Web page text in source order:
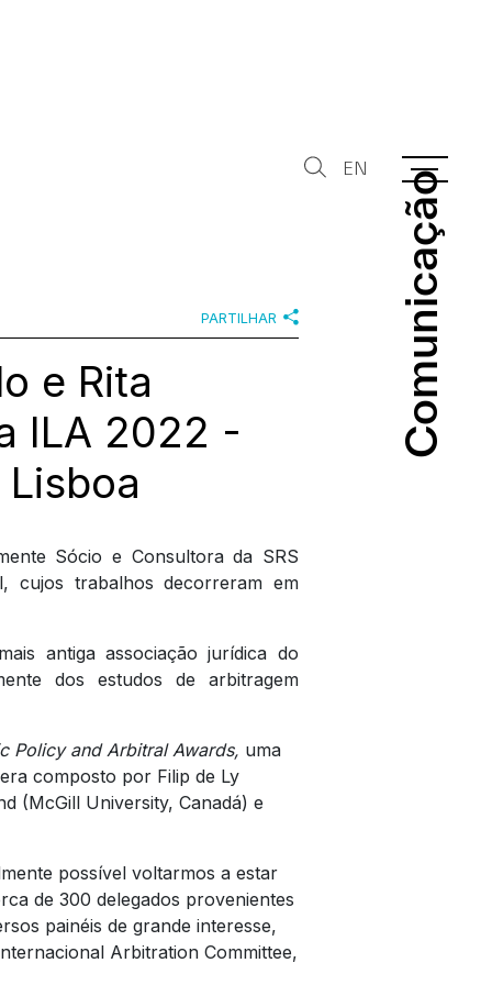
Comunicação
Comunicação
EN
PARTILHAR
e Rita
ILA 2022 -
Sócio e Consultora da SRS
cujos trabalhos decorreram em
antiga associação jurídica do
dos estudos de arbitragem
Policy and Arbitral Awards, uma
composto por Filip de Ly
(McGill University, Canadá) e
possível voltarmos a estar
de 300 delegados provenientes
painéis de grande interesse,
Arbitration Committee,